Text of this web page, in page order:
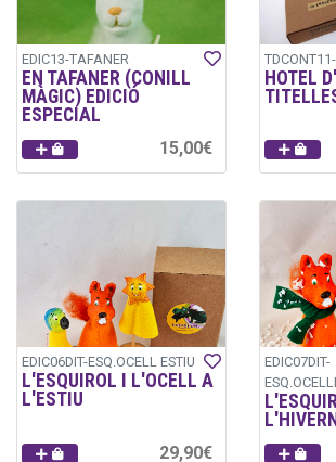
EDIC13-TAFANER
EN TAFANER (CONILL
MÀGIC) EDICIÓ
ESPECIAL
15,00€
HOTEL
EDIC06DIT-ESQ.OCELL ESTIU
L'ESQUIROL I L'OCELL A
L'ESTIU
29,90€
EDIC07DIT-